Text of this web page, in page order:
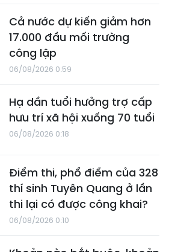
Cả nước dự kiến giảm hơn
17.000 đầu mối trường
công lập
06/08/2026 0:59
Hạ dần tuổi hưởng trợ cấp
hưu trí xã hội xuống 70 tuổi
06/08/2026 0:18
Điểm thi, phổ điểm của 328
thí sinh Tuyên Quang ở lần
thi lại có được công khai?
06/08/2026 0:10